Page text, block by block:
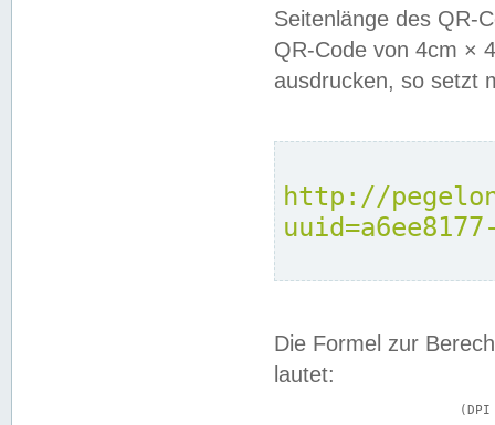
Seitenlänge des QR-
QR-Code von 4cm ×
ausdrucken, so setzt
http://
Die Formel zur
lautet: